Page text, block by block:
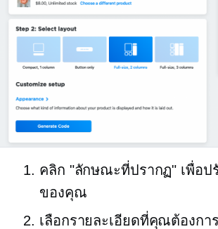
คลิก "ลักษณะที่ปรากฏ" เพื่อป
ของคุณ
เลือกรายละเอียดที่คุณต้องกา